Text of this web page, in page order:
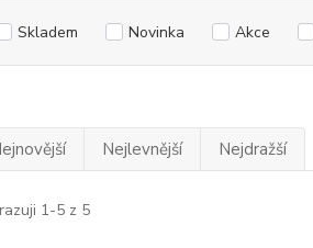
Skladem Novinka Akce
Nejlevnější Nejdražší
1-5 z 5